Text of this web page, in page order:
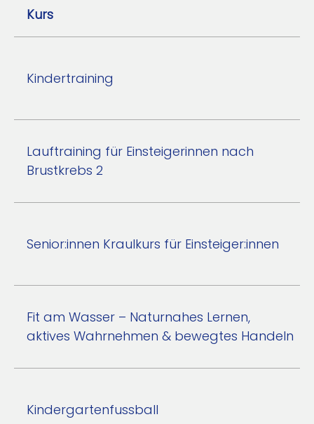
Kurs
Kindertraining
Lauftraining für Einsteigerinnen nach
Brustkrebs 2
Senior:innen Kraulkurs für Einsteiger:innen
Fit am Wasser – Naturnahes Lernen,
aktives Wahrnehmen & bewegtes Handeln
Kindergartenfussball